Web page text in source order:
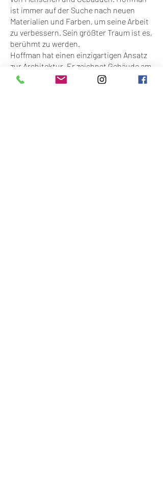
ist immer auf der Suche nach neuen
Materialien und Farben, um seine Arbeit
zu verbessern. Sein größter Traum ist es,
berühmt zu werden.
Hoffman hat einen einzigartigen Ansatz
zur Architektur. Er zeichnet Gebäude am
liebsten von unten nach oben und hat